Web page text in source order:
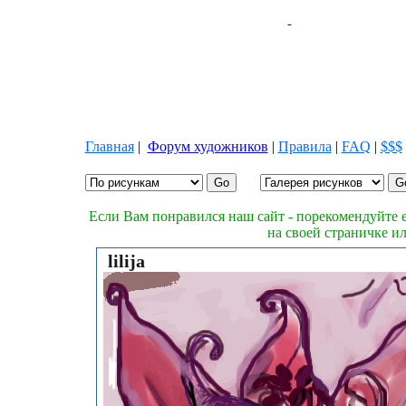
Главная| Форум художников | Правила | FAQ | $$$
Если Вам понравился наш сайт - порекомендуйте
на своей страничке
lilija